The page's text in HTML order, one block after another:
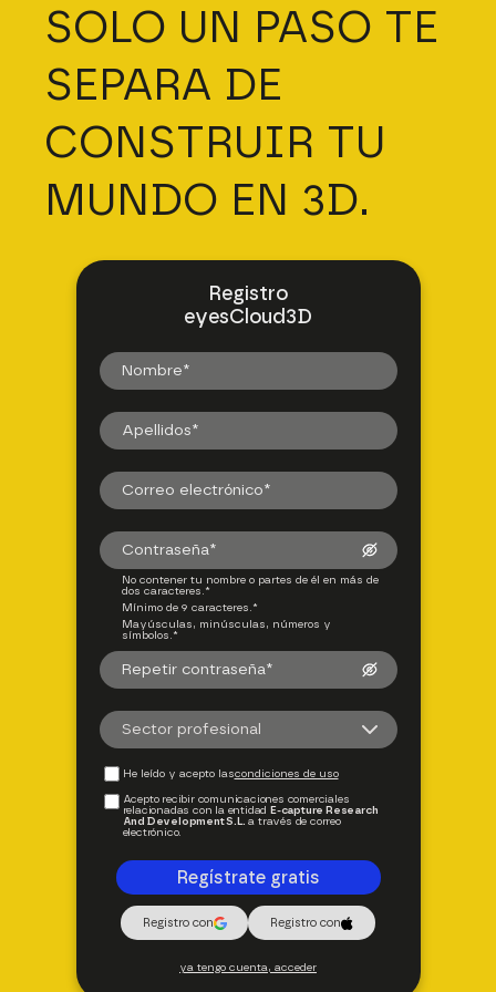
SOLO UN PASO TE
SEPARA DE
CONSTRUIR TU
MUNDO EN 3D.
Registro
eyesCloud3D
No contener tu nombre o partes de él en más de
dos caracteres.*
Mínimo de 9 caracteres.*
Mayúsculas, minúsculas, números y
símbolos.*
Sector profesional
He leído y acepto lascondiciones de uso
Acepto recibir comunicaciones comerciales
relacionadas con la entidad
E-capture Research
And Development S.L. a través de correo
electrónico.
Regístrate gratis
Registro con Registro con
ya tengo cuenta, acceder